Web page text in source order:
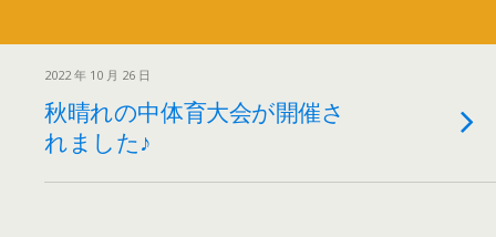
2022 年 10 月 26 日
秋晴れの中体育大会が開催さ
れました♪